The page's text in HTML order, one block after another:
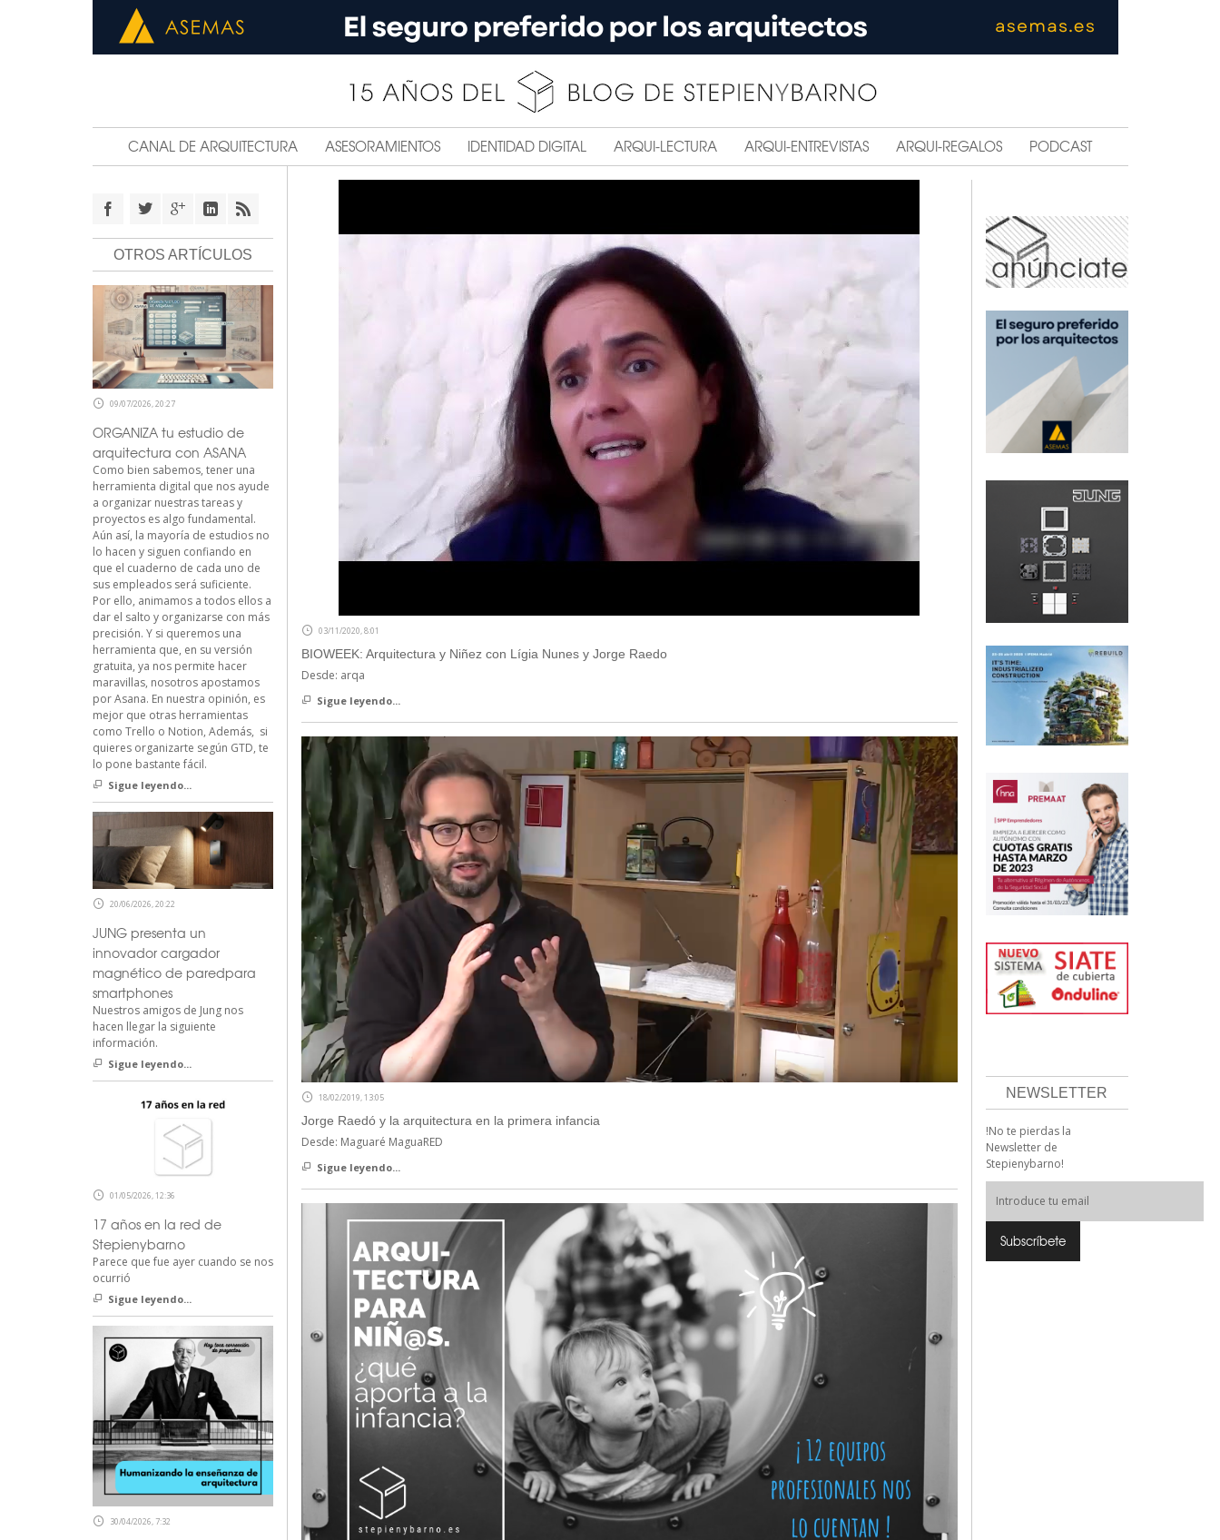
CANAL DE ARQUITECTURA ASESORAMIENTOS IDENTIDAD DIGITAL ARQUI-LECTURA ARQUI-ENTREVISTAS ARQUI-REGALOS PODCAST
03/11/2020, 8:01
BIOWEEK: Arquitectura y Niñez con Lígia Nunes y Jorge Raedo
Desde: arqa
Sigue leyendo...
18/02/2019, 13:05
Jorge Raedó y la arquitectura en la primera infancia
Desde: Maguaré MaguaRED
Sigue leyendo...
NEWSLETTER
!No te pierdas la
Newsletter de
Stepienybarno!
OTROS ARTÍCULOS
09/07/2026, 20:27
ORGANIZA tu estudio de
arquitectura con ASANA
Como bien sabemos, tener una
herramienta digital que nos ayude
a organizar nuestras tareas y
proyectos es algo fundamental.
Aún así, la mayoría de estudios no
lo hacen y siguen confiando en
que el cuaderno de cada uno de
sus empleados será suficiente.
Por ello, animamos a todos ellos a
dar el salto y organizarse con más
precisión. Y si queremos una
herramienta que, en su versión
gratuita, ya nos permite hacer
maravillas, nosotros apostamos
por Asana. En nuestra opinión, es
mejor que otras herramientas
como Trello o Notion, Además, si
quieres organizarte según GTD, te
lo pone bastante fácil.
Sigue leyendo...
20/06/2026, 20:22
JUNG presenta un
innovador cargador
magnético de paredpara
smartphones
Nuestros amigos de Jung nos
hacen llegar la siguiente
información.
Sigue leyendo...
01/05/2026, 12:36
17 años en la red de
Stepienybarno
Parece que fue ayer cuando se nos
ocurrió
Sigue leyendo...
30/04/2026, 7:32